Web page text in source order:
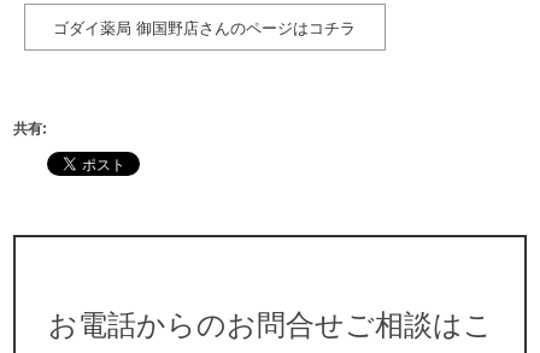
ゴダイ薬局 御国野店さんのページはコチラ
共有:
お電話からのお問合せご相談はこ